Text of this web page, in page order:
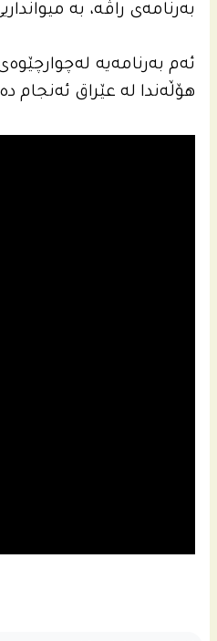
بەرنامەی راڤە، بە
ئه‌م به‌رنامه‌یه‌
هۆڵه‌ندا له‌ عێراق ئه‌نجام